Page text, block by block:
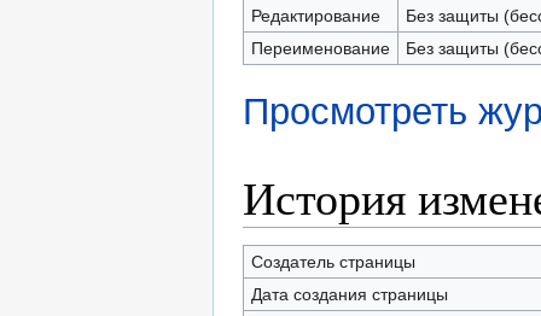
Редактирование
Без защиты
Переименование
Без защиты
Просмотреть
История
Создатель страницы
Дата создания страницы